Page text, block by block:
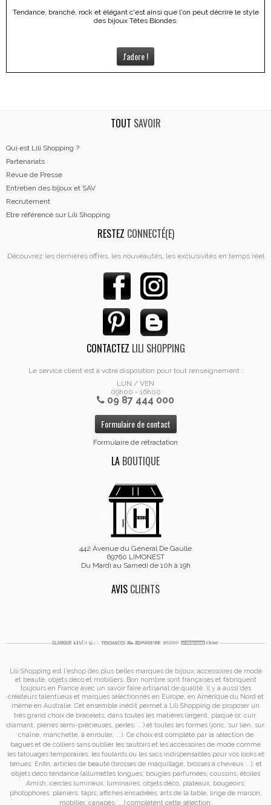
Tendance, branché, rock et élégant c'est ainsi que l'on peut décrire le style
des bijoux Têtes Blondes.
J'adore !
TOUT SAVOIR
Qui est Lili Shopping ?
Partenariats
Revue de Presse
Entretien des bijoux et SAV
Recrutement
Etre référencé sur Lili Shopping
RESTEZ CONNECTÉ(E)
Découvrez les dernières offres, les nouveautés, les exclusivités en temps réel
CONTACTEZ LILI SHOPPING
Le service client est à votre disposition pour tout renseignement :
LUN / VEN
09h00 - 16h00
09 87 444 000
Formulaire de contact
Formulaire de rétractation
LA BOUTIQUE
442 Avenue du Général De Gaulle
69760 LIMONEST
Du Mardi au Samedi de 10h à 19h
AVIS CLIENTS
Lili Shopping est l'eshop des plus belles marques de bijoux, accessoires de mode
et beauté, objets déco et mobiliers. Bon nombre sont françaises et fabriquent
toujours en France avec un savoir faire artisanal de qualité. Il y a aussi des
créateurs talentueux et marques sélectionnés en Europe, en Amérique du Nord et
même en Australie. Cet ensemble inédit permet à Lili Shopping de proposer un
très grand choix de bracelets , dans toutes les matières (argent, plaqué or, cuir,
diamant, pierres semi-précieuses, perles, ...) et toutes les formes (jonc, sur lien, sur
chaîne, manchette, à enrouler, ...). Ce choix est complété par la sélection de
bagues et de colliers sans oublier les sautoirs et les accessoires de mode comme
les tatouages temporaires, les foulards ou les sacs indispensables pour vos looks et
tenues. Enfin, articles de beauté (brosses de maquillage, brosses à cheveux ...), et
objets déco tendance (allumettes longues, bougies parfumées, coussins, étoiles
Amish , cercles lumineux, luminaires, objets déco, plateaux, bougeoirs,
photophores, planiers, tapis, affiches encadrées, arts de la table, linge de maison,
mobilier, canapés, ...) complètent cette sélection.